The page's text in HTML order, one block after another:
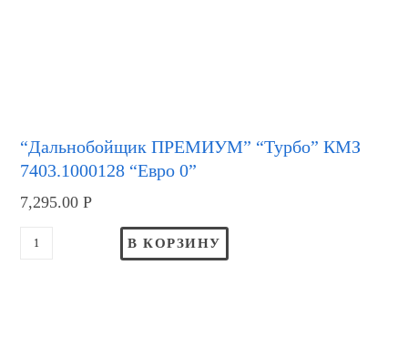
“Дальнобойщик ПРЕМИУМ” “Турбо” КМЗ
7403.1000128 “Евро 0”
7,295.00Р
В КОРЗИНУ